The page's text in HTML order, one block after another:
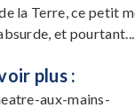
la Terre, ce petit
et pourtant...
plus :
aux-mains-